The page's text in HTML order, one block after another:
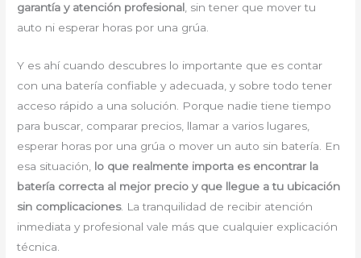
garantía y atención profesional , sin tener que mover tu
auto ni esperar horas por una grúa.
Y es ahí cuando descubres lo importante que es contar
con una batería confiable y adecuada, y sobre todo tener
acceso rápido a una solución. Porque nadie tiene tiempo
para buscar, comparar precios, llamar a varios lugares,
esperar horas por una grúa o mover un auto sin batería. En
esa situación, lo que realmente importa es encontrar la
batería correcta al mejor precio y que llegue a tu ubicación
sin complicaciones. La tranquilidad de recibir atención
inmediata y profesional vale más que cualquier explicación
técnica.